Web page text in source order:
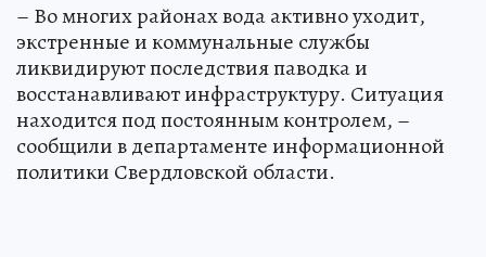
– Во многих районах вода активно уходит,
экстренные и коммунальные службы
ликвидируют последствия паводка и
восстанавливают инфраструктуру. Ситуация
находится под постоянным контролем, –
сообщили в департаменте информационной
политики Свердловской области.